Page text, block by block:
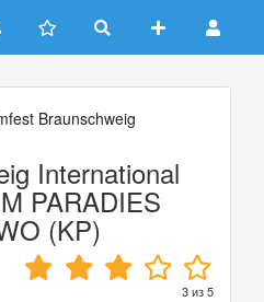
Braunschweig
International
PARADIES
(KP)
3из5